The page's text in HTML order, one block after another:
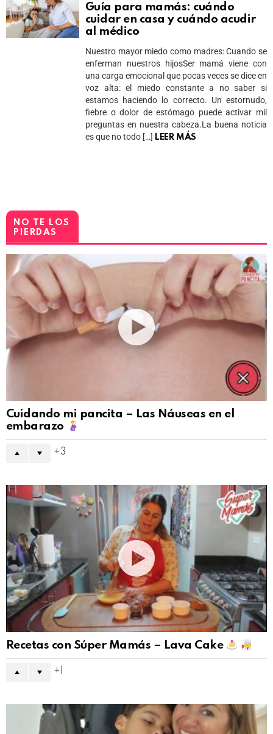
Guía para mamás: cuándo
cuidar en casa y cuándo acudir
al médico
Nuestro mayor miedo como madres: Cuando se
enferman nuestros hijosSer mamá viene con
una carga emocional que pocas veces se dice en
voz alta: el miedo constante a no saber si
estamos haciendo lo correcto. Un estornudo,
fiebre o dolor de estómago puede activar mil
preguntas en nuestra cabeza.La buena noticia
es que no todo […] LEER MÁS
NO TE LOS
PIERDAS
Cuidando mi pancita – Las Náuseas en el
embarazo
3
Recetas con Súper Mamás – Lava Cake
1